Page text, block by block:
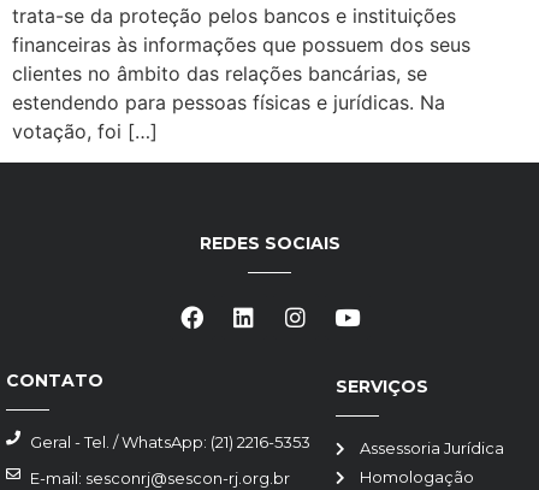
trata-se da proteção pelos bancos e instituições
financeiras às informações que possuem dos seus
clientes no âmbito das relações bancárias, se
estendendo para pessoas físicas e jurídicas. Na
votação, foi […]
SERVIÇOS
Assessoria Jurídica
Homologação
CONTATO
Geral - Tel. / WhatsApp: (21) 2216-5353
E-mail: sesconrj@sescon-rj.org.br
REDES SOCIAIS